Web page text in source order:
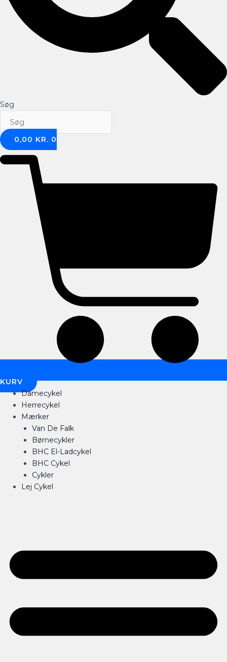
Søg
0,00 KR. 0
KURV
Damecykel
Herrecykel
Mærker
Van De Falk
Børnecykler
BHC El-Ladcykel
BHC Cykel
Cykler
Lej Cykel